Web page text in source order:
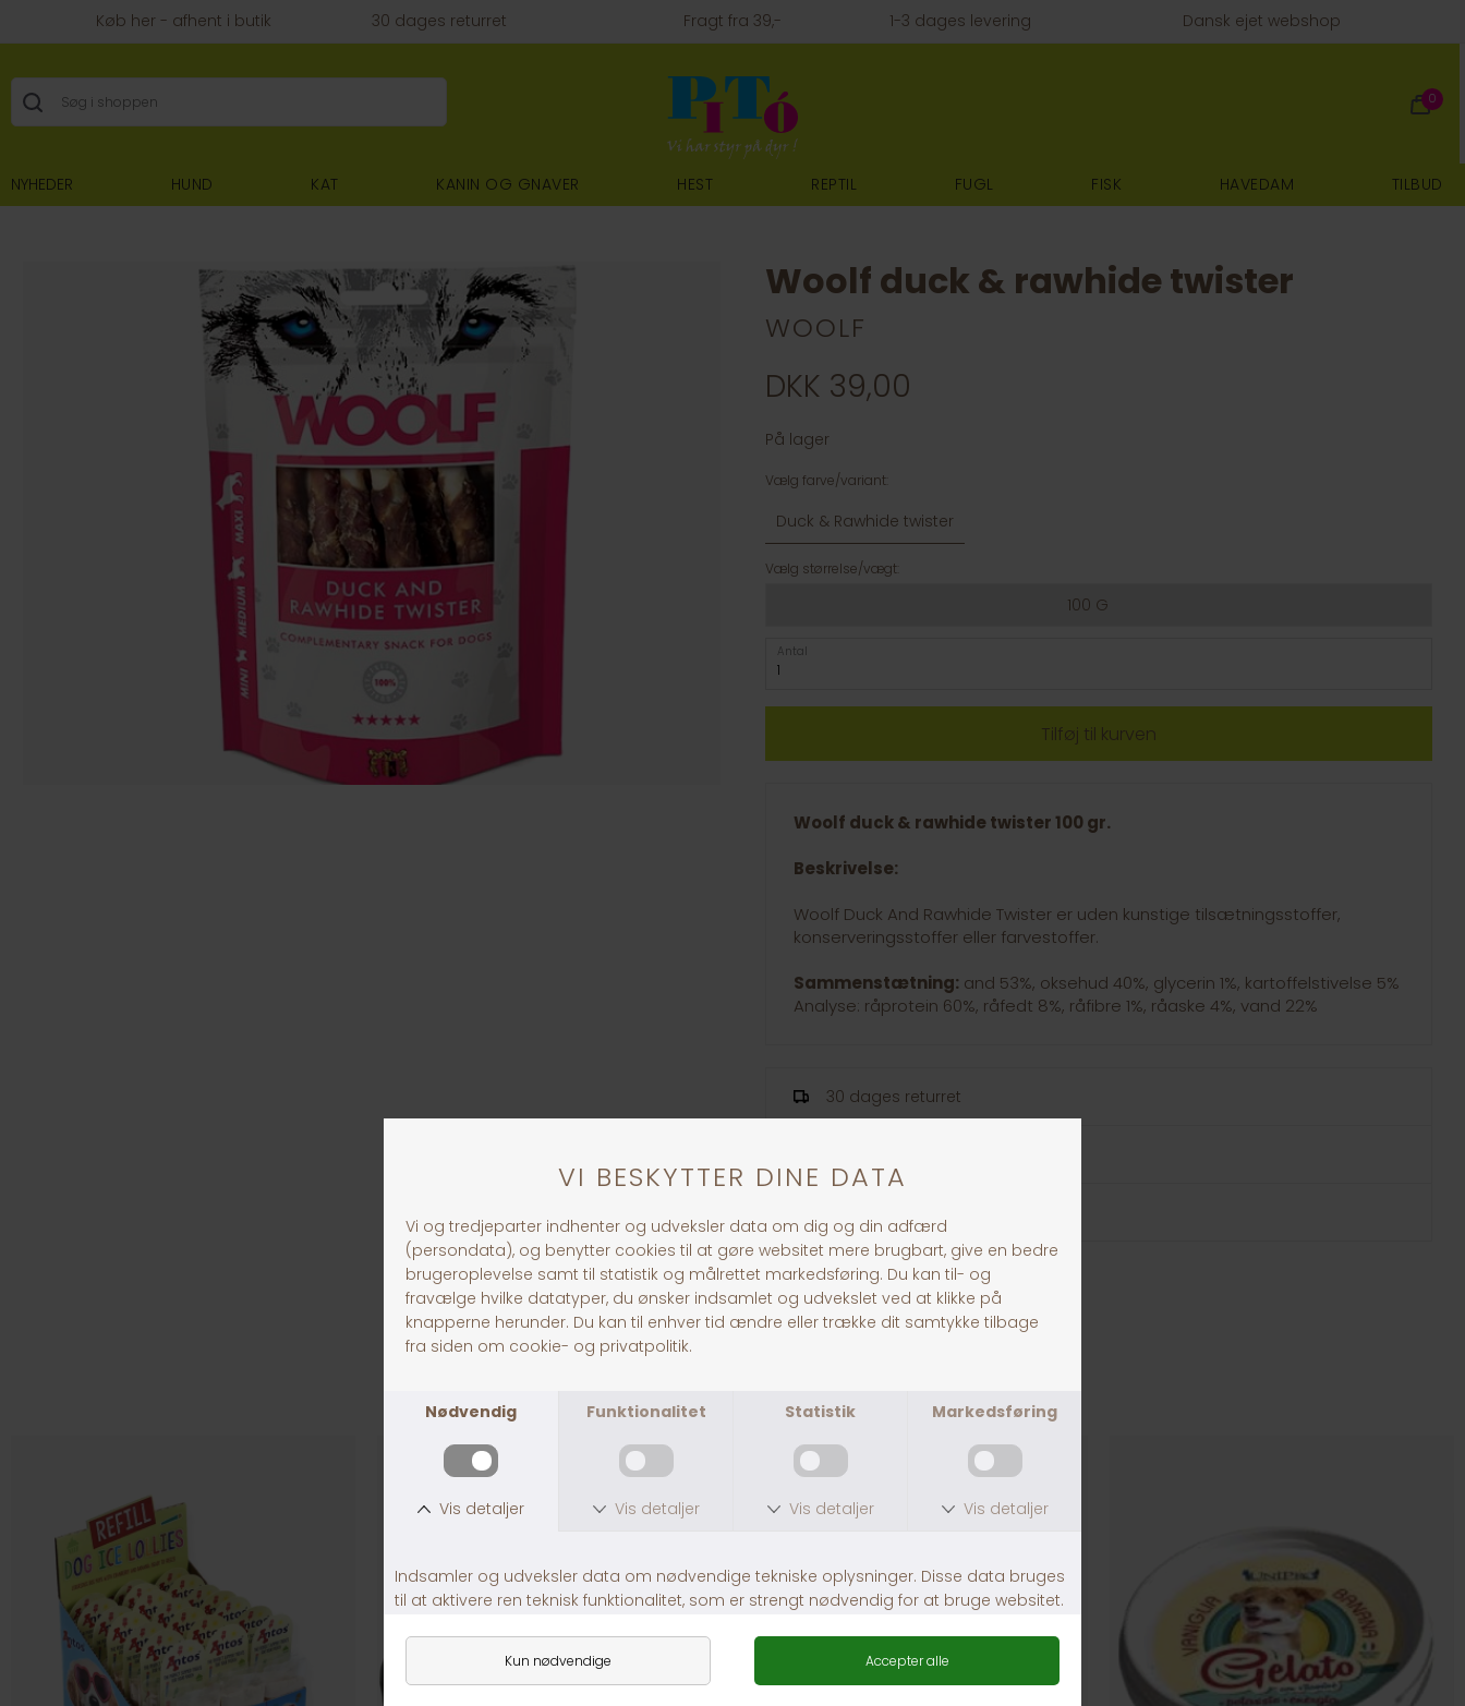
Køb her - afhent i butik 30 dages returret Fragt fra 39,- 1-3 dages levering Dansk ejet webshop
0
NYHEDER HUND KAT KANIN OG GNAVER HEST REPTIL FUGL FISK HAVEDAM TILBUD
Woolf duck & rawhide twister
WOOLF
DKK 39,00
På lager
Vælg farve/variant:
Duck & Rawhide twister
Vælg størrelse/vægt:
100 G
Antal
Woolf duck & rawhide twister 100 gr.
Beskrivelse:
Woolf Duck And Rawhide Twister er uden kunstige tilsætningsstoffer,
konserveringsstoffer eller farvestoffer.
Sammenstætning: and 53%, oksehud 40%, glycerin 1%, kartoffelstivelse 5%
Analyse: råprotein 60%, råfedt 8%, råfibre 1%, råaske 4%, vand 22%
30 dages returret
ANDRE KØBTE OGSÅ